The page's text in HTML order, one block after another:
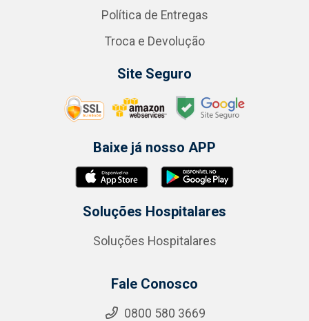
Política de Entregas
Troca e Devolução
Site Seguro
Baixe já nosso APP
Soluções Hospitalares
Soluções Hospitalares
Fale Conosco
0800 580 3669